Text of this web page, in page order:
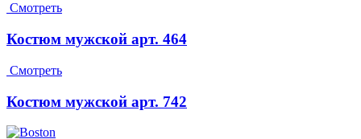
Смотреть
Костюм мужской арт. 464
Смотреть
Костюм мужской арт. 742